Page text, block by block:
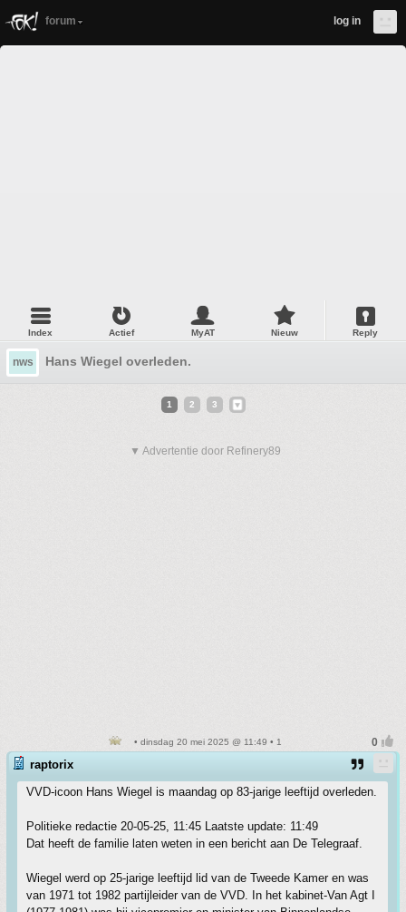
forum log in
Index Actief MyAT Nieuw Reply
nws Hans Wiegel overleden.
1 2 3
▼ Advertentie door Refinery89
• dinsdag 20 mei 2025 @ 11:49 • 1
raptorix
VVD-icoon Hans Wiegel is maandag op 83-jarige leeftijd overleden.
Politieke redactie 20-05-25, 11:45 Laatste update: 11:49
Dat heeft de familie laten weten in een bericht aan De Telegraaf.
Wiegel werd op 25-jarige leeftijd lid van de Tweede Kamer en was
van 1971 tot 1982 partijleider van de VVD. In het kabinet-Van Agt I